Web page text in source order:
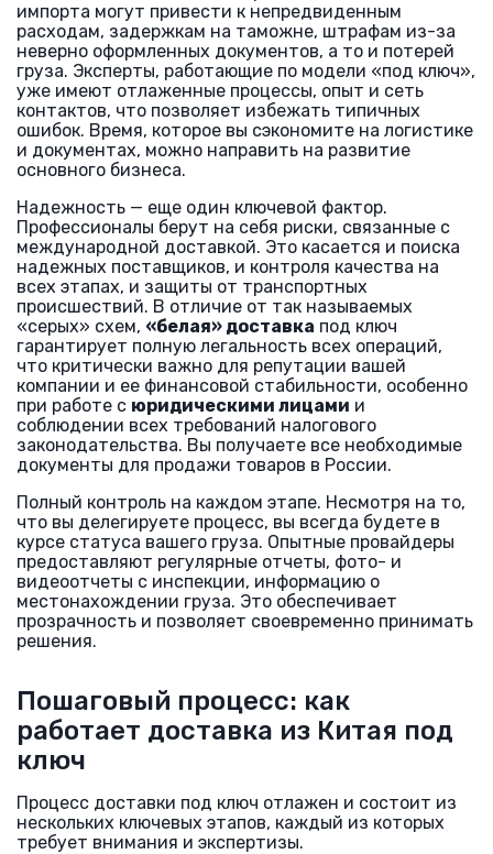
импорта могут привести к непредвиденным
расходам, задержкам на таможне, штрафам из-за
неверно оформленных документов, а то и потерей
груза. Эксперты, работающие по модели «под ключ»,
уже имеют отлаженные процессы, опыт и сеть
контактов, что позволяет избежать типичных
ошибок. Время, которое вы сэкономите на логистике
и документах, можно направить на развитие
основного бизнеса.
Надежность — еще один ключевой фактор.
Профессионалы берут на себя риски, связанные с
международной доставкой. Это касается и поиска
надежных поставщиков, и контроля качества на
всех этапах, и защиты от транспортных
происшествий. В отличие от так называемых
«серых» схем, «белая» доставка под ключ
гарантирует полную легальность всех операций,
что критически важно для репутации вашей
компании и ее финансовой стабильности, особенно
при работе с юридическими лицами и
соблюдении всех требований налогового
законодательства. Вы получаете все необходимые
документы для продажи товаров в России.
Полный контроль на каждом этапе. Несмотря на то,
что вы делегируете процесс, вы всегда будете в
курсе статуса вашего груза. Опытные провайдеры
предоставляют регулярные отчеты, фото- и
видеоотчеты с инспекции, информацию о
местонахождении груза. Это обеспечивает
прозрачность и позволяет своевременно принимать
решения.
Пошаговый процесс: как
работает доставка из Китая под
ключ
Процесс доставки под ключ отлажен и состоит из
нескольких ключевых этапов, каждый из которых
требует внимания и экспертизы.